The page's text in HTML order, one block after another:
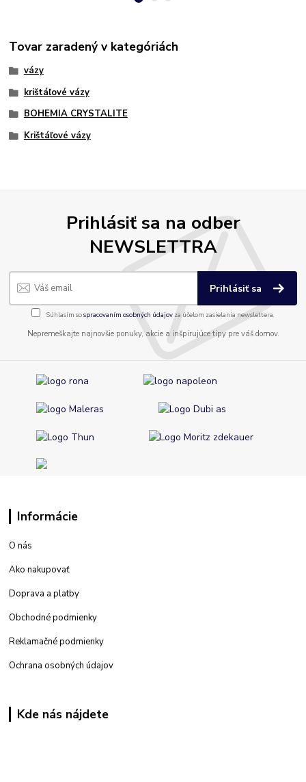
Tovar zaradený v kategóriách
vázy
krištáľové vázy
BOHEMIA CRYSTALITE
Krištáľové vázy
Prihlásiť sa na odber
NEWSLETTRA
Prihlásiť sa
Súhlasím sospracovaním osobných údajov za účelom zasielania newslettera.
Nepremeškajte najnovšie ponuky, akcie a inšpirujúce tipy pre váš domov.
Informácie
O nás
Ako nakupovať
Doprava a platby
Obchodné podmienky
Reklamačné podmienky
Ochrana osobných údajov
Kde nás nájdete